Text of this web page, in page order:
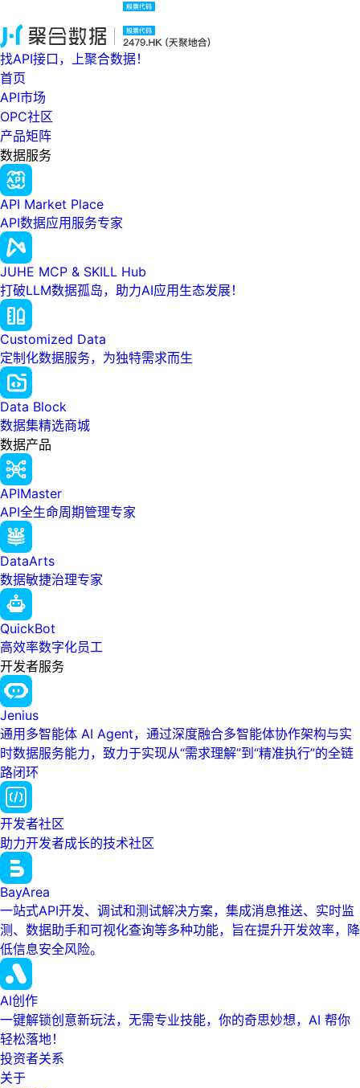
找API接口，上聚合数据！
首页
API市场
OPC社区
产品矩阵
数据服务
API Market Place
API数据应用服务专家
JUHE MCP & SKILL Hub
打破LLM数据孤岛，助力AI应用生态发展！
Customized Data
定制化数据服务，为独特需求而生
Data Block
数据集精选商城
数据产品
APIMaster
API全生命周期管理专家
DataArts
数据敏捷治理专家
QuickBot
高效率数字化员工
开发者服务
Jenius
通用多智能体 AI Agent，通过深度融合多智能体协作架构与实
时数据服务能力，致力于实现从“需求理解”到“精准执行”的全链
路闭环
开发者社区
助力开发者成长的技术社区
BayArea
一站式API开发、调试和测试解决方案，集成消息推送、实时监
测、数据助手和可视化查询等多种功能，旨在提升开发效率，降
低信息安全风险。
AI创作
一键解锁创意新玩法，无需专业技能，你的奇思妙想，AI 帮你
轻松落地！
投资者关系
关于